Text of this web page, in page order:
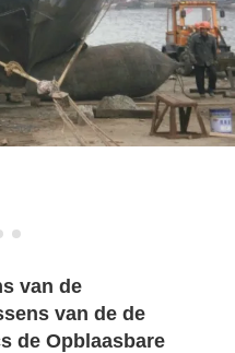
van de
van de de
de Opblaasbare